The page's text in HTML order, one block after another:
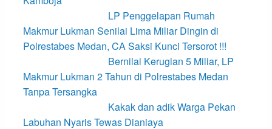
LP Penggelapan Rumah
Makmur Lukman Senilai Lima Miliar Dingin di
Polrestabes Medan, CA Saksi Kunci Tersorot !!!
Bernilai Kerugian 5 Miliar, LP
Makmur Lukman 2 Tahun di Polrestabes Medan
Tanpa Tersangka
Kakak dan adik Warga Pekan
Labuhan Nyaris Tewas Dianiaya